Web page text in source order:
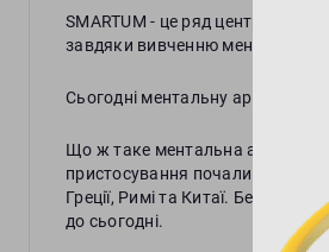
SMARTUM - це ряд центрів, де
завдяки вивченню ментальної
Сьогодні ментальну
Що ж таке ментальна
пристосування почали
Греції, Римі та Китаї.
до сьогодні.